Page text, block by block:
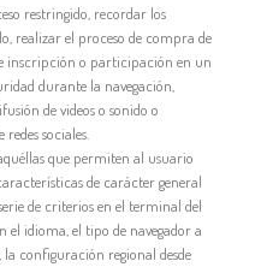
restringido, recordar los
realizar el proceso de compra de
inscripción o participación en un
durante la navegación,
de videos o sonido o
sociales.
que permiten al usuario
de carácter general
de criterios en el terminal del
idioma, el tipo de navegador a
la configuración regional desde